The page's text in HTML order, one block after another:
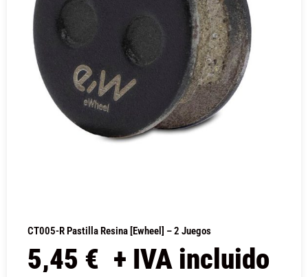
CT005-R Pastilla Resina [Ewheel] – 2 Juegos
5,45 € + IVA incluido